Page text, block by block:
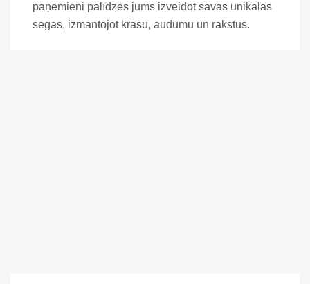
paņēmieni palīdzēs jums izveidot savas unikālās
segas, izmantojot krāsu, audumu un rakstus.